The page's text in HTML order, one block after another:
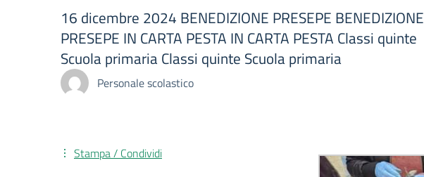
16 dicembre 2024 BENEDIZIONE PRESEPE BENEDIZIONE
PRESEPE IN CARTA PESTA IN CARTA PESTA Classi quinte
Scuola primaria Classi quinte Scuola primaria
Personale scolastico
Stampa / Condividi